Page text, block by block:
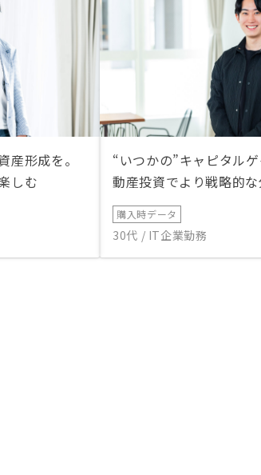
産形成を。
しむ
“いつかの”キャピタル
動産投資でより戦略的
購入時データ
30代 / IT企業勤務